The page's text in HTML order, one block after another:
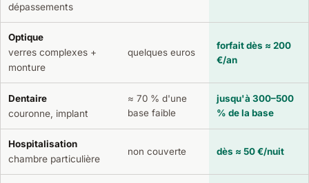
dépassements
Optique
verres complexes +
monture
quelques euros
forfait dès ≈ 200
€/an
Dentaire
couronne, implant
≈ 70 % d'une
base faible
jusqu'à 300–500
% de la base
Hospitalisation
chambre particulière
non couverte dès ≈ 50 €/nuit